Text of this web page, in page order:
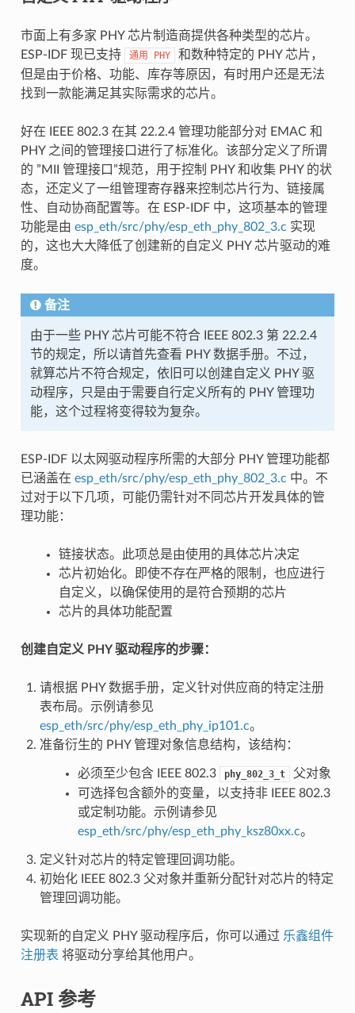
市面上有多家 PHY 芯片制造商提供各种类型的芯片。
ESP-IDF 现已支持
通用 PHY
和数种特定的 PHY 芯片，
但是由于价格、功能、库存等原因，有时用户还是无法
找到一款能满足其实际需求的芯片。
好在 IEEE 802.3 在其 22.2.4 管理功能部分对 EMAC 和
PHY 之间的管理接口进行了标准化。该部分定义了所谓
的 ”MII 管理接口”规范，用于控制 PHY 和收集 PHY 的状
态，还定义了一组管理寄存器来控制芯片行为、链接属
性、自动协商配置等。在 ESP-IDF 中，这项基本的管理
功能是由 esp_eth/src/phy/esp_eth_phy_802_3.c 实现
的，这也大大降低了创建新的自定义 PHY 芯片驱动的难
度。
备注
由于一些 PHY 芯片可能不符合 IEEE 802.3 第 22.2.4
节的规定，所以请首先查看 PHY 数据手册。不过，
就算芯片不符合规定，依旧可以创建自定义 PHY 驱
动程序，只是由于需要自行定义所有的 PHY 管理功
能，这个过程将变得较为复杂。
ESP-IDF 以太网驱动程序所需的大部分 PHY 管理功能都
已涵盖在 esp_eth/src/phy/esp_eth_phy_802_3.c 中。不
过对于以下几项，可能仍需针对不同芯片开发具体的管
理功能：
链接状态。此项总是由使用的具体芯片决定
芯片初始化。即使不存在严格的限制，也应进行
自定义，以确保使用的是符合预期的芯片
芯片的具体功能配置
创建自定义 PHY 驱动程序的步骤：
请根据 PHY 数据手册，定义针对供应商的特定注册
表布局。示例请参见
esp_eth/src/phy/esp_eth_phy_ip101.c。
准备衍生的 PHY 管理对象信息结构，该结构：
必须至少包含 IEEE 802.3 phy_802_3_t
父对象
可选择包含额外的变量，以支持非 IEEE 802.3
或定制功能。示例请参见
esp_eth/src/phy/esp_eth_phy_ksz80xx.c。
定义针对芯片的特定管理回调功能。
初始化 IEEE 802.3 父对象并重新分配针对芯片的特定
管理回调功能。
实现新的自定义 PHY 驱动程序后，你可以通过 乐鑫组件
注册表 将驱动分享给其他用户。
API 参考